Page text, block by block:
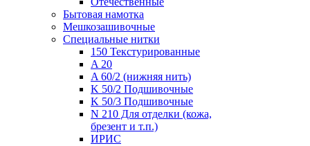
Бытовая намотка
Мешкозашивочные
Специальные нитки
150 Текстурированные
A 20
A 60/2 (нижняя нить)
K 50/2 Подшивочные
K 50/3 Подшивочные
N 210 Для отделки (кожа,
брезент и т.п.)
ИРИС